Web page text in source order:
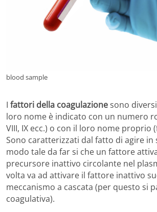
blood sample
I fattori della coagulazionesono
loro nome è indicato con un numero
VIII, IX ecc.) o con il loro nome proprio
Sono caratterizzati dal fatto di agire in
modo tale da far si che un fattore
precursore inattivo circolante nel
volta va ad attivare il fattore inattivo
meccanismo a cascata (per questo si
coagulativa).